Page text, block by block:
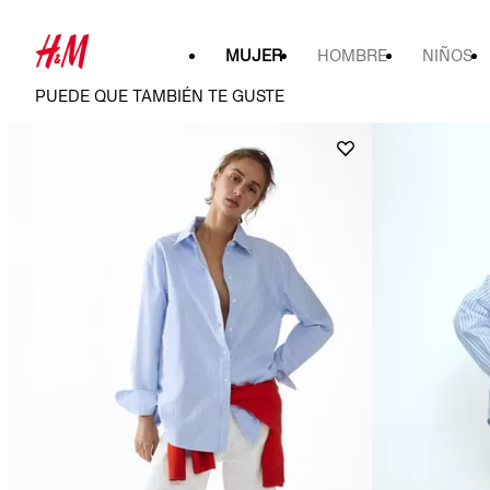
MUJER HOMBRE NIÑOS
PUEDE QUE TAMBIÉN TE GUSTE